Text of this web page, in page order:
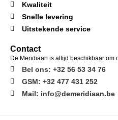
Kwaliteit
Snelle levering
Uitstekende service
Contact
De Meridiaan is altijd beschikbaar om
Bel ons: +32 56 53 34 76
GSM: +32 477 431 252
Mail: info@demeridiaan.be